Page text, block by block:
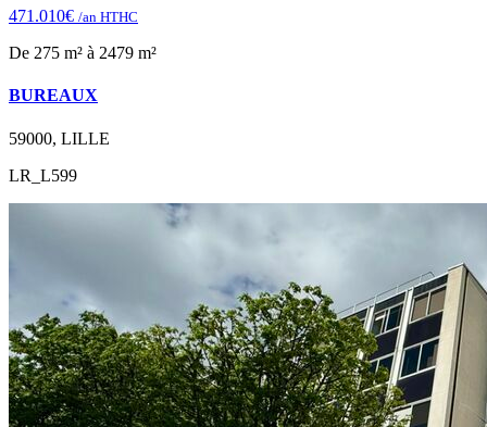
471.010€ /an HTHC
De 275 m² à 2479 m²
BUREAUX
59000, LILLE
LR_L599